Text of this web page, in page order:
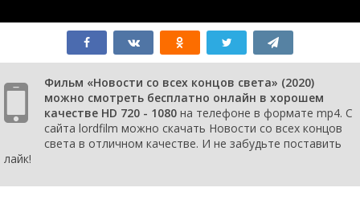
Фильм «Новости со всех концов света» (2020)
можно смотреть бесплатно онлайн в хорошем
качестве HD 720 - 1080 на телефоне в формате mp4. С
сайта lordfilm можно скачать Новости со всех концов
света в отличном качестве. И не забудьте поставить
лайк!